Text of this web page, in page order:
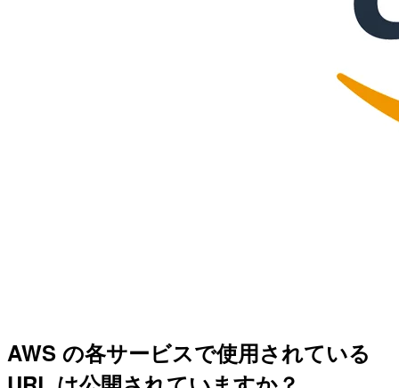
AWS の各サービスで使用されている